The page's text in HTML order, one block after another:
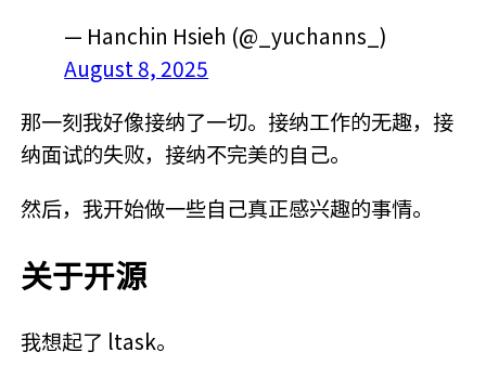
— Hanchin Hsieh (@_yuchanns_)
August 8, 2025
那一刻我好像接纳了一切。接纳工作的无趣，接
纳面试的失败，接纳不完美的自己。
然后，我开始做一些自己真正感兴趣的事情。
关于开源
我想起了 ltask。